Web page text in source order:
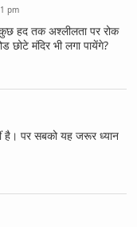
pm
हद तक अश्लीलता पर रोक
मंदिर भी लगा पायेंगे?
है। पर सबको यह जरूर ध्‍यान